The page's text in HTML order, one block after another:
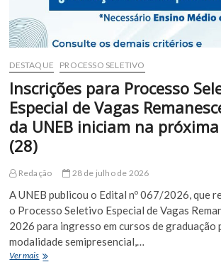
DESTAQUE PROCESSO SELETIVO
Inscrições para Processo
Especial de Vagas
da UNEB iniciam na
(28)
Redação 28 de julho de 2026
A UNEB publicou o Edital nº 067/2026, que
o Processo Seletivo Especial de Vagas
2026 para ingresso em cursos de graduação
modalidade semipresencial,…
Ver maisInscrições